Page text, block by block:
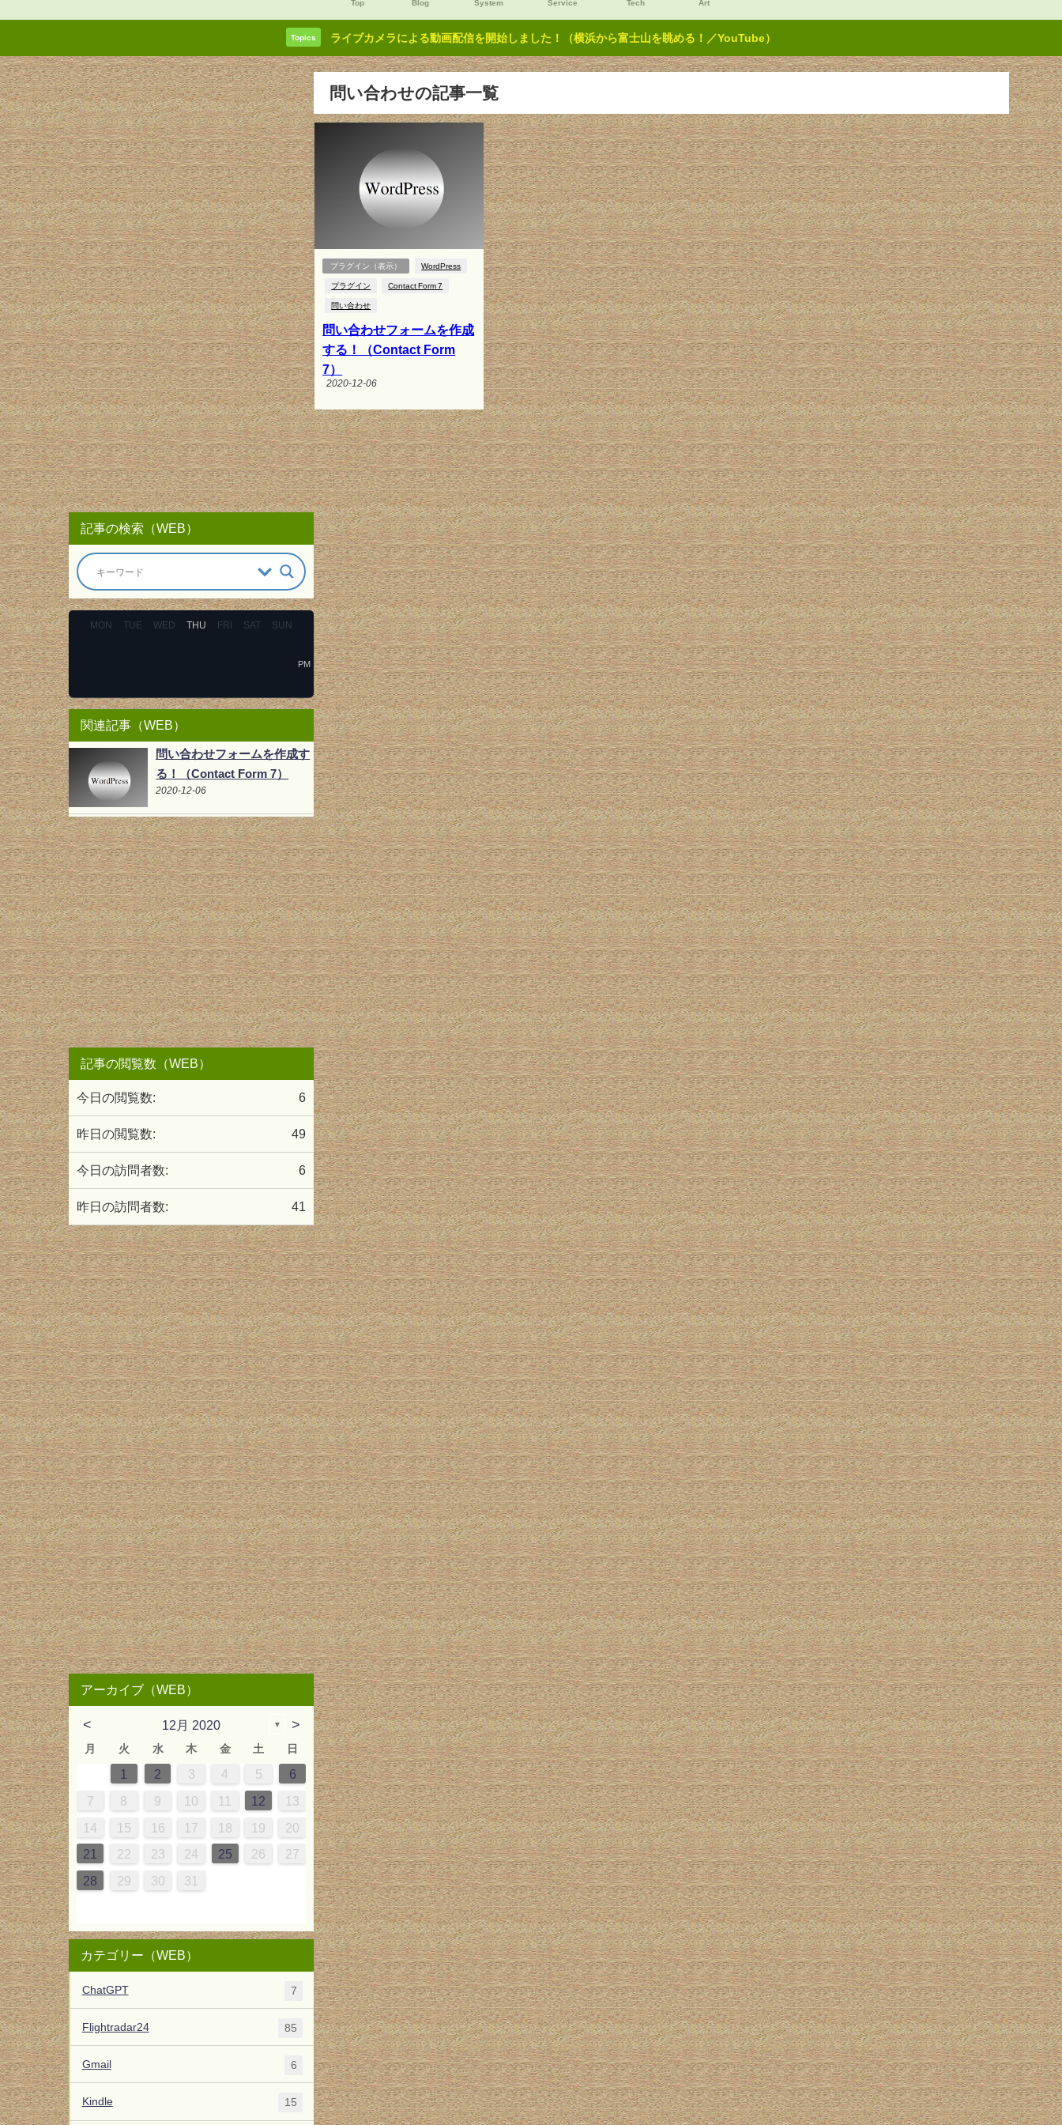
Top Blog System Service Tech Art
Topics ライブカメラによる動画配信を開始しました！（横浜から富士山を眺める！／YouTube）
問い合わせの記事一覧
プラグイン（表示） WordPress
プラグイン Contact Form 7
問い合わせ
問い合わせフォームを作成
する！（Contact Form
7）
2020-12-06
記事の検索（WEB）
MON TUE WED THU FRI SAT SUN
PM
関連記事（WEB）
問い合わせフォームを作成す
る！（Contact Form 7）
2020-12-06
記事の閲覧数（WEB）
6
今日の閲覧数:
49
昨日の閲覧数:
6
今日の訪問者数:
41
昨日の訪問者数:
アーカイブ（WEB）
< 12月 2020 ▼ >
月 火 水 木 金 土 日
1
7 8
14 15
21 22
28 29
3 4
10 11
17 18
24 25
6 7
13 14
20 21
27 28
2 3
9 10
16 17
23 24
30 31
2 3
9 10
16 17
23 24
30
5 6
12 13
19 20
26 27
6 7
13 14
20 21
27 28
1 2
8 9
15 16
22 23
29 30
3 4
10 11
17 18
24 25
31
2 3
9 10
16 17
23 24
30
5 6
12 13
19 20
26 27
5 6
12 13
19 20
26 27
1 2
8 9
15 16
22 23
29 30
3 4
10 11
17 18
24 25
31
5 6
12 13
19 20
26 27
6 7
13 14
20 21
27 28
2 3
9 10
16 17
23 24
30 31
1 2 3 4 5 6
7 8 9 10 11 12 13
14 15 16 17 18 19 20
21 22 23 24 25 26 27
28 29 30 31
4 5
11 12
18 19
25 26
1
7 8
14 15
21 22
28 29
4 5
11 12
18 19
25 26
カテゴリー（WEB）
ChatGPT 7
Flightradar24 85
Gmail 6
Kindle 15